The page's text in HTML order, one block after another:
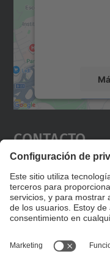
powered
Contacto
Editad en la página
encontraréis en la
personalizados de
Formulario de